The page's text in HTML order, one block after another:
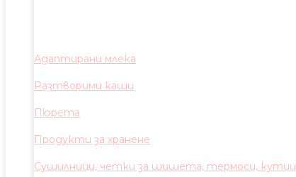
Адаптирани млека
Разтворими каши
Пюрета
Продукти за хранене
Сушилници, четки за шишета, термоси, кутии